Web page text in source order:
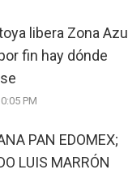
libera Zona Azul
fin hay dónde
PM
PAN EDOMEX;
LUIS MARRÓN